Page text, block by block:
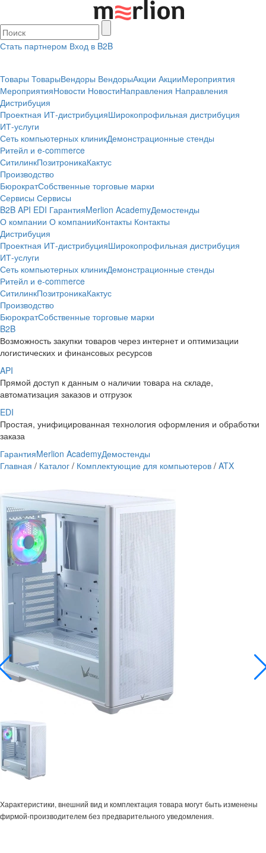
Стать партнером Вход в B2B
Товары ТоварыВендоры ВендорыАкции АкцииМероприятия
МероприятияНовости НовостиНаправления Направления
Дистрибуция
Проектная ИТ-дистрибуцияШирокопрофильная дистрибуция
ИТ-услуги
Сеть компьютерных клиникДемонстрационные стенды
Ритейл и e-commerce
СитилинкПозитроникаКактус
Производство
БюрократСобственные торговые марки
Сервисы Сервисы
B2B API EDI ГарантияMerlion AcademyДемостенды
О компании О компанииКонтакты Контакты
Дистрибуция
Проектная ИТ-дистрибуцияШирокопрофильная дистрибуция
ИТ-услуги
Сеть компьютерных клиникДемонстрационные стенды
Ритейл и e-commerce
СитилинкПозитроникаКактус
Производство
БюрократСобственные торговые марки
B2B
Возможность закупки товаров через интернет и оптимизации
логистических и финансовых ресурсов
API
Прямой доступ к данным о наличии товара на складе,
автоматизация заказов и отгрузок
EDI
Простая, унифицированная технология оформления и обработки
заказа
ГарантияMerlion AcademyДемостенды
Главная / Каталог / Комплектующие для компьютеров / ATX
Характеристики, внешний вид и комплектация товара могут быть изменены
фирмой-производителем без предварительного уведомления.